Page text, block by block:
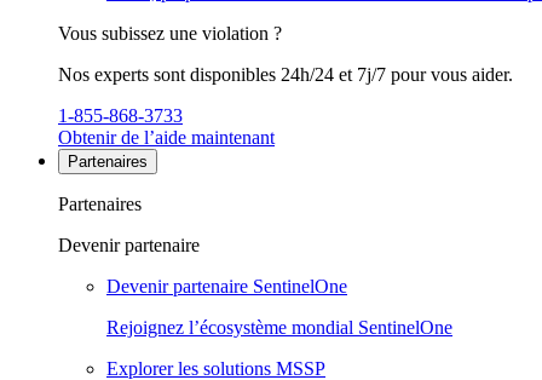
Vous subissez une violation ?
Nos experts sont disponibles 24h/24 et 7j/7 pour vous aider.
1-855-868-3733
Obtenir de l’aide maintenant
Partenaires
Partenaires
Devenir partenaire
Devenir partenaire SentinelOne
Rejoignez l’écosystème mondial SentinelOne
Explorer les solutions MSSP